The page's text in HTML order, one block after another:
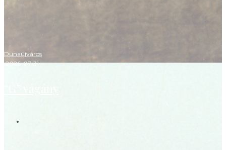
Dunaújváros
·2026-07-31